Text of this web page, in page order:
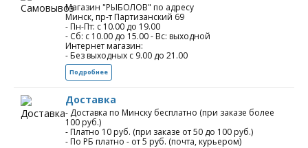
Магазин "РЫБОЛОВ" по адресу
Минск, пр-т Партизанский 69
- Пн-Пт: с 10.00 до 19.00
- Сб: с 10.00 до 15.00 - Вс: выходной
Интернет магазин:
- Без выходных с 9.00 до 21.00
Подробнее
Доставка
- Доставка по Минску бесплатно (при заказе более
100 руб.)
- Платно 10 руб. (при заказе от 50 до 100 руб.)
- По РБ платно - от 5 руб. (почта, курьером)